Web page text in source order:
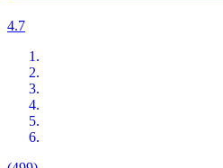
4.7